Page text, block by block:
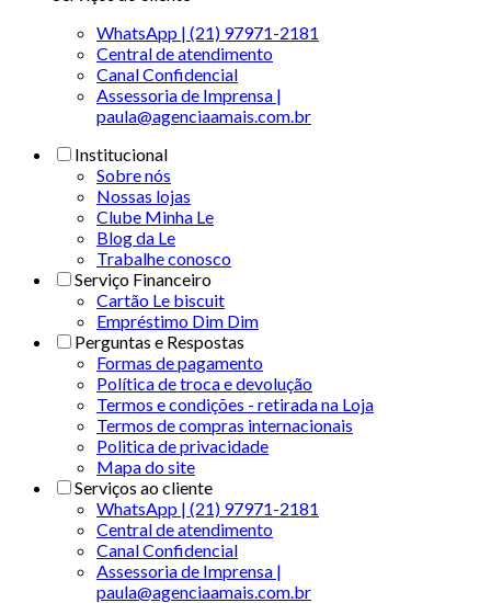
WhatsApp | (21) 97971-2181
Central de atendimento
Canal Confidencial
Assessoria de Imprensa |
paula@agenciaamais.com.br
Institucional
Sobre nós
Nossas lojas
Clube Minha Le
Blog da Le
Trabalhe conosco
Serviço Financeiro
Cartão Le biscuit
Empréstimo Dim Dim
Perguntas e Respostas
Formas de pagamento
Política de troca e devolução
Termos e condições - retirada na Loja
Termos de compras internacionais
Politica de privacidade
Mapa do site
Serviços ao cliente
WhatsApp | (21) 97971-2181
Central de atendimento
Canal Confidencial
Assessoria de Imprensa |
paula@agenciaamais.com.br